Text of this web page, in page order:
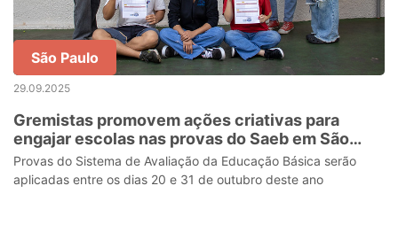
São Paulo
29.09.2025
Gremistas promovem ações criativas para
engajar escolas nas provas do Saeb em São
Paulo
Provas do Sistema de Avaliação da Educação Básica serão
aplicadas entre os dias 20 e 31 de outubro deste ano